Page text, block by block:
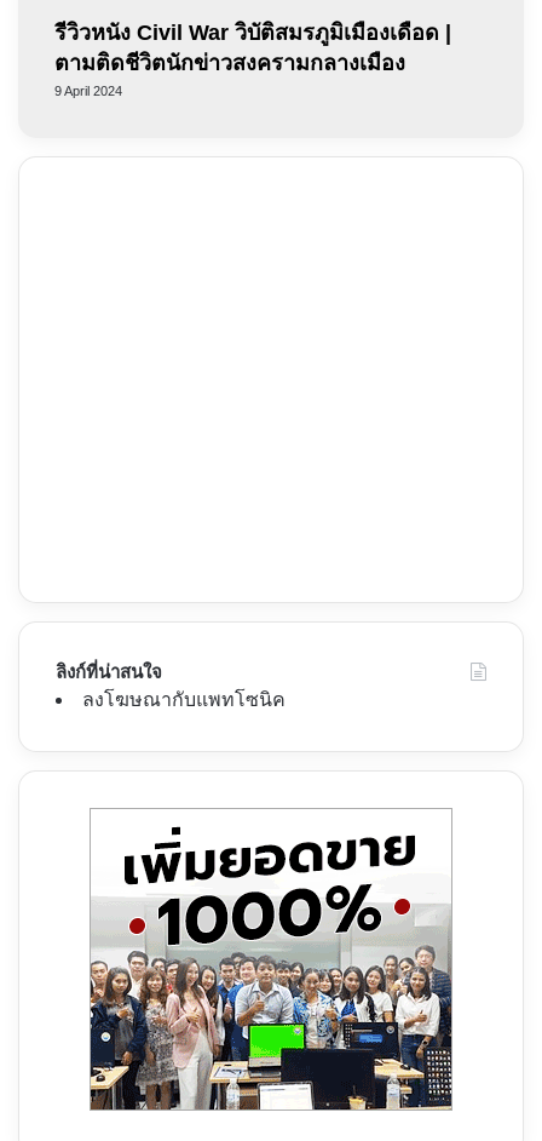
รีวิวหนัง Civil War วิบัติสมรภูมิเมืองเดือด |
ตามติดชีวิตนักข่าวสงครามกลางเมือง
9 April 2024
ลิงก์ที่น่าสนใจ
ลงโฆษณากับแพทโซนิค